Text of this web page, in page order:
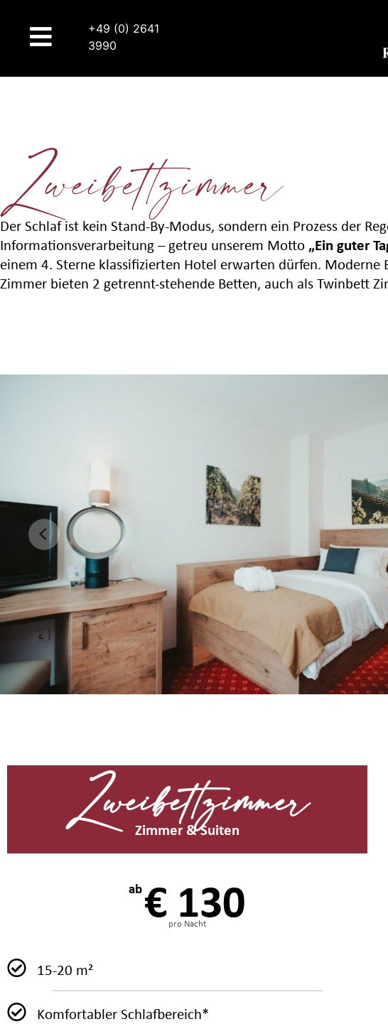
+49 (0) 2641
3990
Zweibettzimmer
Der Schlaf ist kein Stand-By-Modus, sondern ein Prozess der
Informationsverarbeitung – getreu unserem Motto „Ein guter
einem 4. Sterne klassifizierten Hotel erwarten dürfen.
Zimmer bieten 2 getrennt-stehende Betten, auch als Twinbett
Zweibettzimmer
Zimmer & Suiten
ab€ 130
pro Nacht
15-20 m²
Komfortabler Schlafbereich*